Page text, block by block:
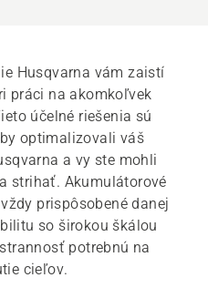
Husqvarna vám zaistí
práci na akomkoľvek
účelné riešenia sú
optimalizovali váš
a vy ste mohli
strihať. Akumulátorové
prispôsobené danej
so širokou škálou
potrebnú na
cieľov.